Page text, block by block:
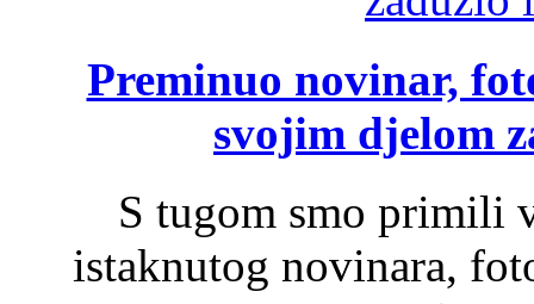
Preminuo novinar,
svojim djelom
S tugom smo primili
istaknutog novinara,